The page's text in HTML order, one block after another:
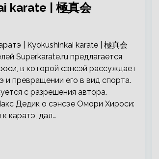
karate | 極真会
Superkarate.ru предлагается
в которой сэнсэй рассуждает
и превращении его в вид спорта.
с разрешения автора.
Дедик о сэнсэе Омори Хироси:
каратэ, дал…